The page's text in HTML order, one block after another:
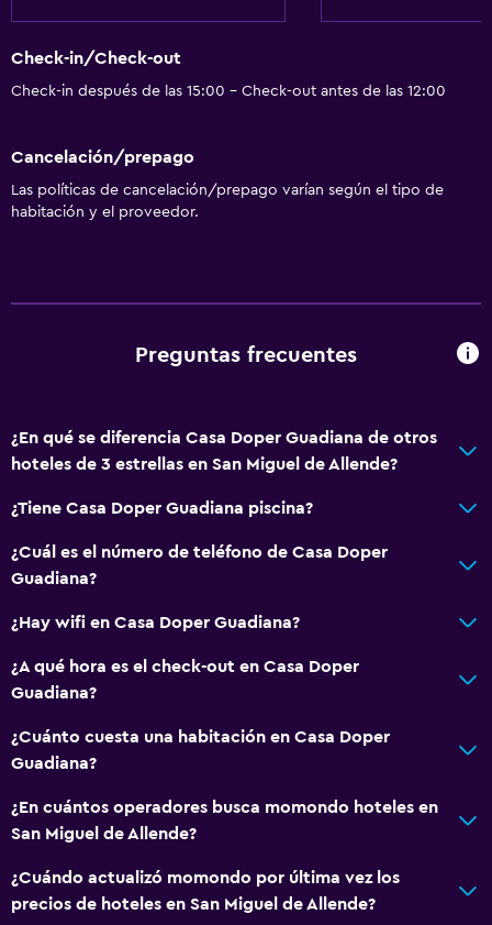
Check-in/Check-out
Check-in después de las 15:00 - Check-out antes de las 12:00
Cancelación/prepago
Las políticas de cancelación/prepago varían según el tipo de
habitación y el proveedor.
Preguntas frecuentes
¿En qué se diferencia Casa Doper Guadiana de otros
hoteles de 3 estrellas en San Miguel de Allende?
¿Tiene Casa Doper Guadiana piscina?
¿Cuál es el número de teléfono de Casa Doper
Guadiana?
¿Hay wifi en Casa Doper Guadiana?
¿A qué hora es el check-out en Casa Doper
Guadiana?
¿Cuánto cuesta una habitación en Casa Doper
Guadiana?
¿En cuántos operadores busca momondo hoteles en
San Miguel de Allende?
¿Cuándo actualizó momondo por última vez los
precios de hoteles en San Miguel de Allende?